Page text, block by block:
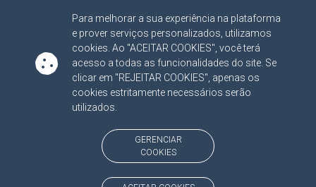
Para melhorar a sua experiência na plataforma
e prover serviços personalizados, utilizamos
cookies. Ao "ACEITAR COOKIES", você terá
acesso a todas as funcionalidades do site. Se
clicar em "REJEITAR COOKIES", apenas os
cookies estritamente necessários serão
utilizados.
GERENCIAR
COOKIES
Campo Grande/MS
CEP: 79031-310
SIGA NOSSAS REDES SOCIAIS
Linked InYoutube
Facebook
X
BAIXE NOSSO APLICATIVO